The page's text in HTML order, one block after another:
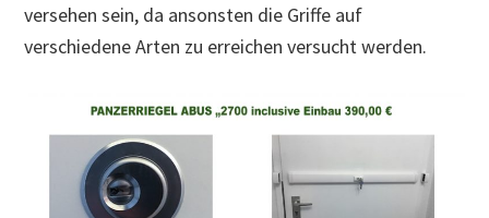
versehen sein, da ansonsten die Griffe auf
verschiedene Arten zu erreichen versucht werden.